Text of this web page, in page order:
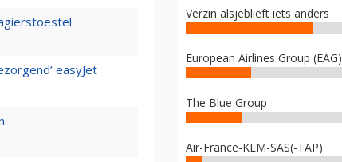
easyJet
Verzin alsjeblieft iets anders
European Airlines Group (EAG)
The Blue Group
Air-France-KLM-SAS(-TAP)